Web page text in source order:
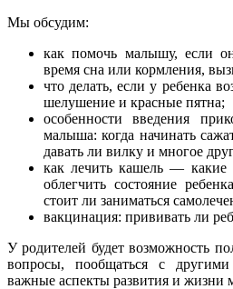
Мы обсудим:
как помочь малышу, если
время сна или кормления,
что делать, если у ребенка
шелушение и красные пятна;
особенности введения
малыша: когда начинать
давать ли вилку и многое
как лечить кашель — какие
облегчить состояние
стоит ли заниматься
вакцинация: прививать ли
У родителей будет возможность
вопросы, пообщаться с
важные аспекты развития и жизни